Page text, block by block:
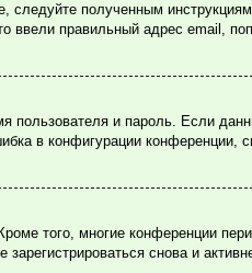
полученным
правильный адрес email,
и пароль. Если
в конфигурации конференции,
того, многие конференции
снова и